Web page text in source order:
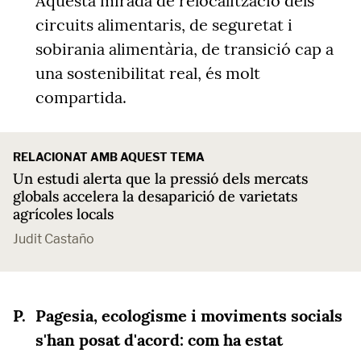
circuits alimentaris, de seguretat i
sobirania alimentària, de transició cap a
una sostenibilitat real, és molt
compartida.
RELACIONAT AMB AQUEST TEMA
Un estudi alerta que la pressió dels mercats
globals accelera la desaparició de varietats
agrícoles locals
Judit Castaño
Pagesia, ecologisme i moviments socials
s'han posat d'acord: com ha estat